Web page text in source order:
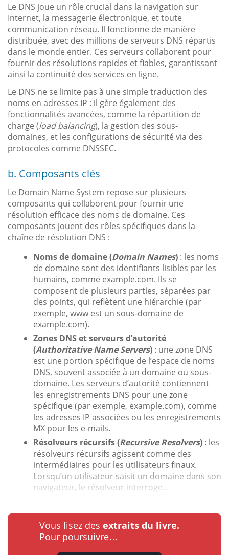
Le DNS joue un rôle crucial dans la navigation sur
Internet, la messagerie électronique, et toute
communication réseau. Il fonctionne de manière
distribuée, avec des millions de serveurs DNS répartis
dans le monde entier. Ces serveurs collaborent pour
fournir des résolutions rapides et fiables, garantissant
ainsi la continuité des services en ligne.
Le DNS ne se limite pas à une simple traduction des
noms en adresses IP : il gère également des
fonctionnalités avancées, comme la répartition de
charge (load balancing), la gestion des sous-
domaines, et les configurations de sécurité via des
protocoles comme DNSSEC.
b. Composants clés
Le Domain Name System repose sur plusieurs
composants qui collaborent pour fournir une
résolution efficace des noms de domaine. Ces
composants jouent des rôles spécifiques dans la
chaîne de résolution DNS :
Noms de domaine (Domain Names) : les noms
de domaine sont des identifiants lisibles par les
humains, comme example.com. Ils se
composent de plusieurs parties, séparées par
des points, qui reflètent une hiérarchie (par
exemple, www est un sous-domaine de
example.com).
Zones DNS et serveurs d’autorité
(Authoritative Name Servers) : une zone DNS
est une portion spécifique de l’espace de noms
DNS, souvent associée à un domaine ou sous-
domaine. Les serveurs d’autorité contiennent
les enregistrements DNS pour une zone
spécifique (par exemple, example.com), comme
les adresses IP associées ou les enregistrements
MX pour les e-mails.
Résolveurs récursifs (Recursive Resolvers) : les
résolveurs récursifs agissent comme des
intermédiaires pour les utilisateurs finaux.
Lorsqu’un utilisateur saisit un domaine dans son
navigateur, le résolveur interroge...
Vous lisez des extraits du livre.
Pour poursuivre…